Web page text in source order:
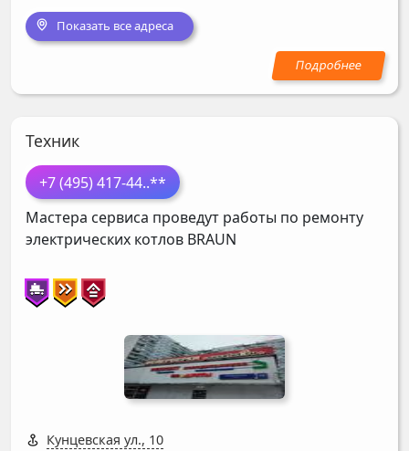
Показать все адреса
Техник
+7 (495) 417-44..**
Мастера сервиса проведут работы по ремонту
электрических котлов BRAUN
Кунцевская ул., 10